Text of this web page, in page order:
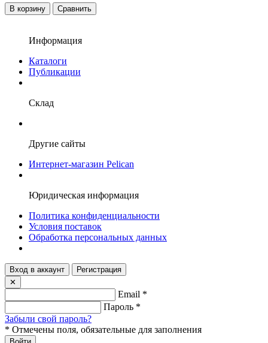
В корзину Сравнить
Информация
Каталоги
Публикации
Склад
Другие сайты
Интернет-магазин Pelican
Юридическая информация
Политика конфиденциальности
Условия поставок
Обработка персональных данных
Вход в аккаунт
Регистрация
✕
Email *
Пароль *
Забыли свой пароль?
* Отмечены поля, обязательные для заполнения